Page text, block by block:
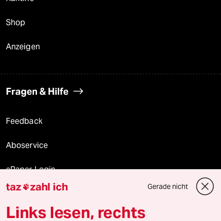
Shop
Anzeigen
Fragen & Hilfe
Feedback
Aboservice
ePaper Login
Downloads für Abonnierende
taz zahl ich Gerade nicht
Links lesen, rechts